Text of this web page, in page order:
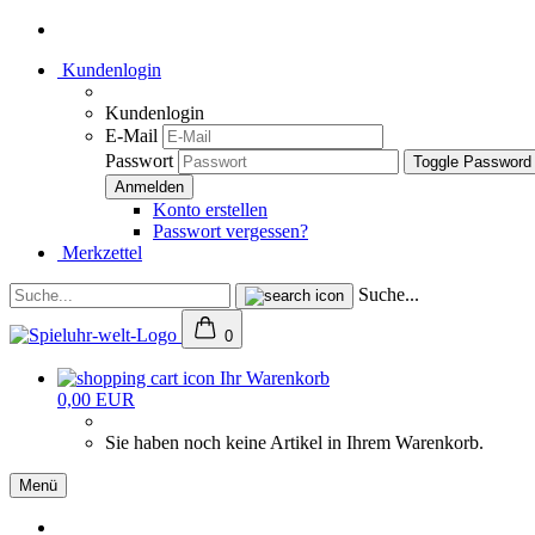
Kundenlogin
Kundenlogin
E-Mail
Passwort
Toggle
Konto erstellen
Passwort vergessen?
Merkzettel
Suche...
0
Ihr Warenkorb
0,00 EUR
Sie haben noch keine Artikel in Ihrem Warenkorb.
Menü